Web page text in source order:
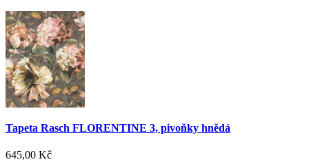
Tapeta Rasch FLORENTINE 3, pivoňky hnědá
645,00 Kč